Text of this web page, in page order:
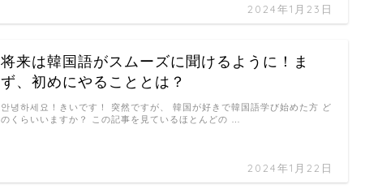
2024年1月23日
将来は韓国語がスムーズに聞けるように！ま
ず、初めにやることとは？
2024年1月22日
안녕하세요！きいです！ 突然ですが、 韓国が好きで韓国語学び始めた方 ど
のくらいいますか？ この記事を見ているほとんどの …